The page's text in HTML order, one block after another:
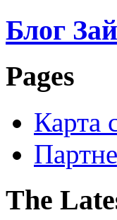
Блог
Pages
Карта
The